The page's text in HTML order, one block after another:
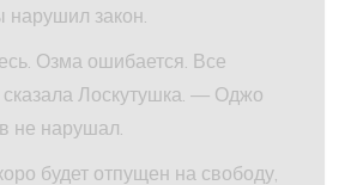
нарушил закон.
Озма ошибается. Все
Лоскутушка. — Оджо
не нарушал.
будет отпущен на свободу,